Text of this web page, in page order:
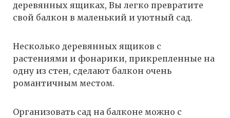
деревянных ящиках, Вы легко превратите
свой балкон в маленький и уютный сад.
Несколько деревянных ящиков с
растениями и фонарики, прикрепленные на
одну из стен, сделают балкон очень
романтичным местом.
Организовать сад на балконе можно с